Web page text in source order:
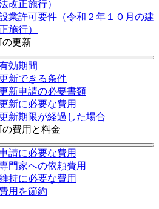
改正施行）
業許可要件（令和２年１０月の建
施行）
の更新
効期間
新できる条件
新申請の必要書類
新に必要な費用
新期限が経過した場合
の費用と料金
請に必要な費用
門家への依頼費用
持に必要な費用
用を節約